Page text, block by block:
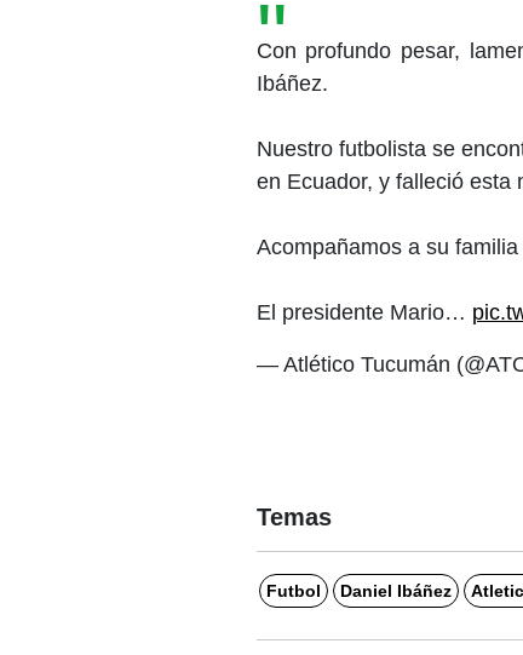
Con profundo pesar,
Ibáñez.
Nuestro futbolista se
en Ecuador, y falleció esta
Acompañamos a su
El presidente Mario…
— Atlético Tucumán
Temas
Futbol Daniel Ibáñez